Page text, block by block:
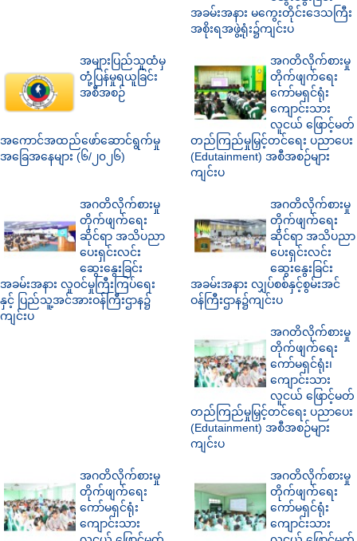
အခမ်းအနား မကွေးတိုင်းဒေသကြီး
အစိုးရအဖွဲ့ရုံး၌ကျင်းပ
အများပြည်သူထံမှ
တုံ့ပြန်မှုရယူခြင်း
အစီအစဉ်
အကောင်အထည်ဖော်ဆောင်ရွက်မှု
အခြေအနေများ (၆/၂၀၂၆)
အဂတိလိုက်စားမှု
တိုက်ဖျက်ရေး
ကော်မရှင်ရုံး
ကျောင်းသား
လူငယ် ဖြောင့်မတ်
တည်ကြည်မှုမြှင့်တင်ရေး ပညာပေး
(Edutainment) အစီအစဉ်များ
ကျင်းပ
အဂတိလိုက်စားမှု
တိုက်ဖျက်ရေး
ဆိုင်ရာ အသိပညာ
ပေးရှင်းလင်း
ဆွေးနွေးခြင်း
အခမ်းအနား လူဝင်မှုကြီးကြပ်ရေး
နှင့် ပြည်သူ့အင်အားဝန်ကြီးဌာန၌
ကျင်းပ
အဂတိလိုက်စားမှု
တိုက်ဖျက်ရေး
ဆိုင်ရာ အသိပညာ
ပေးရှင်းလင်း
ဆွေးနွေးခြင်း
အခမ်းအနား လျှပ်စစ်နှင့်စွမ်းအင်
ဝန်ကြီးဌာန၌ကျင်းပ
အဂတိလိုက်စားမှု
တိုက်ဖျက်ရေး
ကော်မရှင်ရုံး၊
ကျောင်းသား
လူငယ် ဖြောင့်မတ်
တည်ကြည်မှုမြှင့်တင်ရေး ပညာပေး
(Edutainment) အစီအစဉ်များ
ကျင်းပ
အဂတိလိုက်စားမှု
တိုက်ဖျက်ရေး
ကော်မရှင်ရုံး
ကျောင်းသား
အဂတိလိုက်စားမှု
တိုက်ဖျက်ရေး
ကော်မရှင်ရုံး
ကျောင်းသား